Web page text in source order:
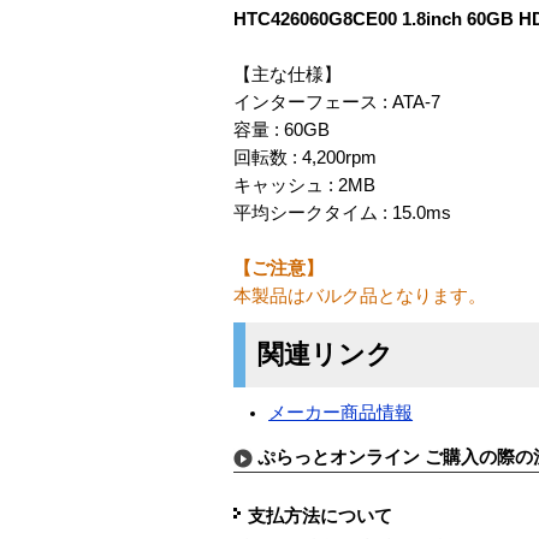
HTC426060G8CE00 1.8inch 60GB
【主な仕様】
インターフェース : ATA-7
容量 : 60GB
回転数 : 4,200rpm
キャッシュ : 2MB
平均シークタイム : 15.0ms
【ご注意】
本製品はバルク品となります。
関連リンク
メーカー商品情報
ぷらっとオンライン ご購入の際の
支払方法について